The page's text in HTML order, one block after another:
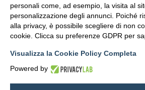
personali come, ad esempio, la visita al
personalizzazione degli annunci. Poiché
alla privacy, è possibile scegliere di non
cookie. Clicca su preferenze GDPR per
Visualizza la Cookie Policy Completa
Powered by